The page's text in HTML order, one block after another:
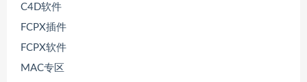
C4D软件
FCPX插件
FCPX软件
MAC专区